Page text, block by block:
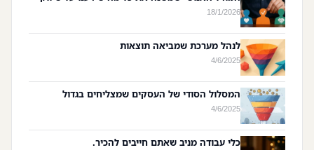
18/1/2026
לנהל מערכת שמביאה תוצאות
4/6/2025
המסלול הסודי של העסקים שמצליחים בגדול
4/6/2025
כלי עבודה מניב שאתם חייבים להכיר.